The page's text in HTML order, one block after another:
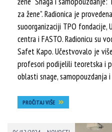
za žene”. Radionica je
suoorganizaciji TPO fondacije,
centra i FASTO. Radionicu su
Safet Kapo. Učestvovalo je
profesori podijelili teoretska i
oblasti snage, samopouzdanja
PROČITAJ VIŠE